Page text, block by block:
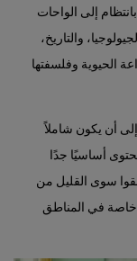
إلى الواحات
والتاريخ،
الحيوية وفلسفتها
أن يكون شاملاً
أساسيًا جدًا
سوى القليل من
خاصة في المناطق